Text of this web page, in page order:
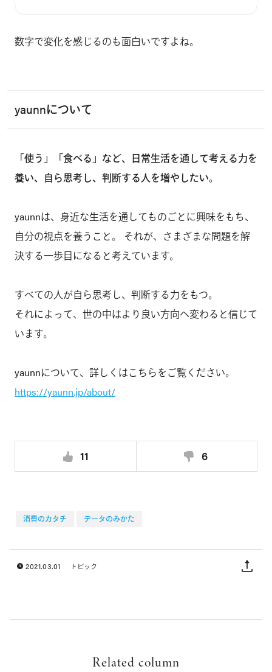
数字で変化を感じるのも面白いですよね。
yaunnについて
「使う」「食べる」など、日常生活を通して考える力を
養い、自ら思考し、判断する人を増やしたい。
yaunnは、身近な生活を通してものごとに興味をもち、
自分の視点を養うこと。 それが、さまざまな問題を解
決する一歩目になると考えています。
すべての人が自ら思考し、判断する力をもつ。
それによって、世の中はより良い方向へ変わると信じて
います。
yaunnについて、詳しくはこちらをご覧ください。
https://yaunn.jp/about/
6
11
消費のカタチ データのみかた
2021.03.01 トピック
Related column